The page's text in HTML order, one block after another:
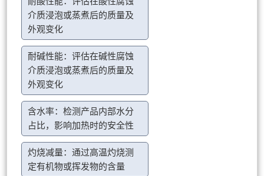
介质浸泡或蒸煮后的质量及
外观变化
耐碱性能：评估在碱性腐蚀
介质浸泡或蒸煮后的质量及
外观变化
含水率：检测产品内部水分
占比，影响加热时的安全性
灼烧减量：通过高温灼烧测
定有机物或挥发物的含量